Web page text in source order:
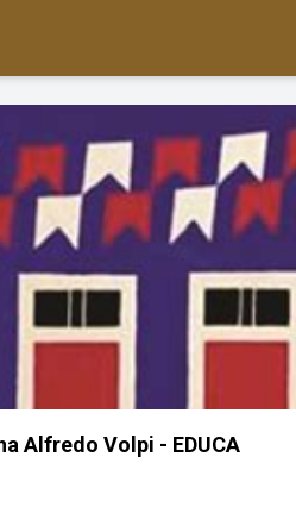
Alfredo Volpi - EDUCA